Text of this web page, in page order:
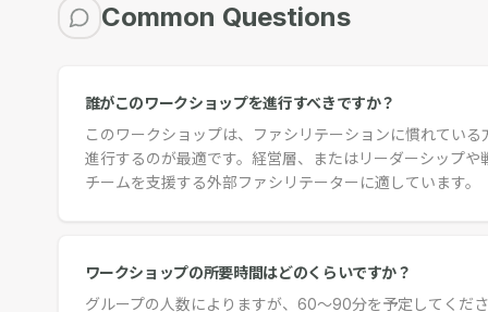
Common Questions
誰がこのワークショップを進行すべきですか？
このワークショップは、ファシリテーションに慣れている
進行するのが最適です。経営層、またはリーダーシップや
チームを支援する外部ファシリテーターに適しています。
ワークショップの所要時間はどのくらいですか？
グループの人数によりますが、60〜90分を予定してくださ